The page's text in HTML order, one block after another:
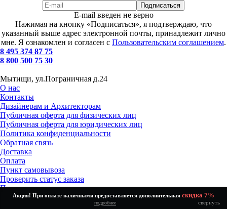
Акция! При оплате наличными предоставляется дополнительная скидка 7%
подробнее свернуть
E-mail введен не верно
Нажимая на кнопку «Подписаться», я подтверждаю, что
указанный выше адрес электронной почты, принадлежит лично
мне. Я ознакомлен и согласен с Пользовательским соглашением.
8 495 374 87 75
8 800 500 75 30
Мытищи, ул.Пограничная д.24
О нас
Контакты
Дизайнерам и Архитекторам
Публичная оферта для физических лиц
Публичная оферта для юридических лиц
Политика конфиденциальности
Обратная связь
Доставка
Оплата
Пункт самовывоза
Проверить статус заказа
Получение и возврат товара
Установка и подключение